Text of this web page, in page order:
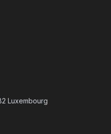
Luxembourg